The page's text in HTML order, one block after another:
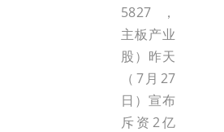
5827，
主板产业
股）昨天
（7月27
日）宣布
斥资2亿